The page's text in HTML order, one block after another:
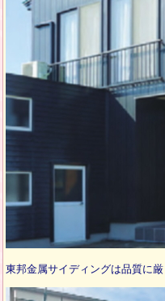
東邦金属サイディングは品質に